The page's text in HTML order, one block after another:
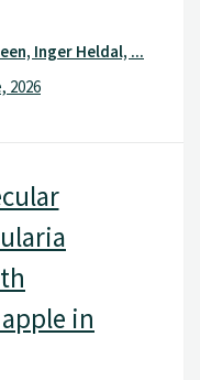
Inger Heldal, ...
2026
in